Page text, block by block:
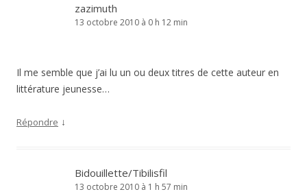
zazimuth
13 octobre 2010 à 0 h 12 min
Il me semble que j’ai lu un ou deux titres de cette auteur en
littérature jeunesse…
Répondre ↓
Bidouillette/Tibilisfil
13 octobre 2010 à 1 h 57 min